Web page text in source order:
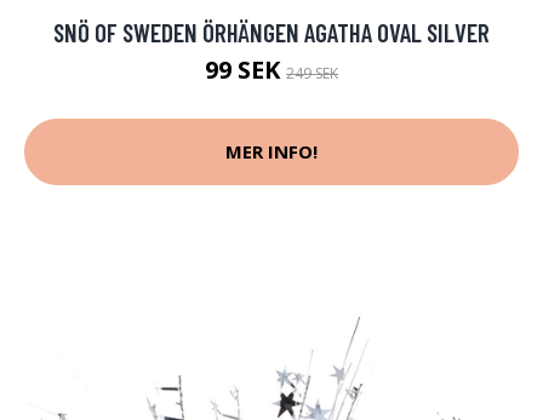
SNÖ OF SWEDEN ÖRHÄNGEN AGATHA OVAL SILVER
99 SEK 249 SEK
MER INFO!